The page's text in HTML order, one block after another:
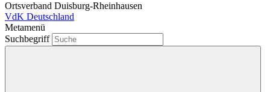
Ortsverband Duisburg-Rheinhausen
VdK Deutschland
Metamenü
Suchbegriff